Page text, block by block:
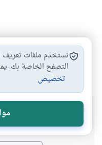
الوسطية في الإسلام
أمة الدعوة #أمة الإجابة
هل
نستخدم ملفات تعريف
التصفح الخاصة بك.
تخصيص